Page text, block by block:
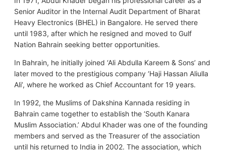
Senior Auditor in the Internal Audit Department of Bharat
Heavy Electronics (BHEL) in Bangalore. He served there
until 1983, after which he resigned and moved to Gulf
Nation Bahrain seeking better opportunities.
In Bahrain, he initially joined ‘Ali Abdulla Kareem & Sons’ and
later moved to the prestigious company ‘Haji Hassan Aliulla
Ali’, where he worked as Chief Accountant for 19 years.
In 1992, the Muslims of Dakshina Kannada residing in
Bahrain came together to establish the ‘South Kanara
Muslim Association.’ Abdul Khader was one of the founding
members and served as the Treasurer of the association
until his returned to India in 2002. The association, which